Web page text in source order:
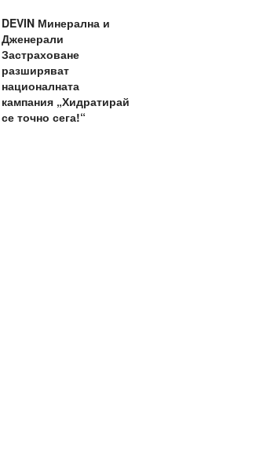
DEVIN Минерална и
Дженерали
Застраховане
разширяват
националната
кампания „Хидратирай
се точно сега!“